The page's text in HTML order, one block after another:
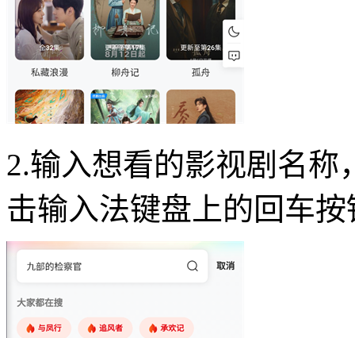
2.输入想看的影视剧名
击输入法键盘上的回车按